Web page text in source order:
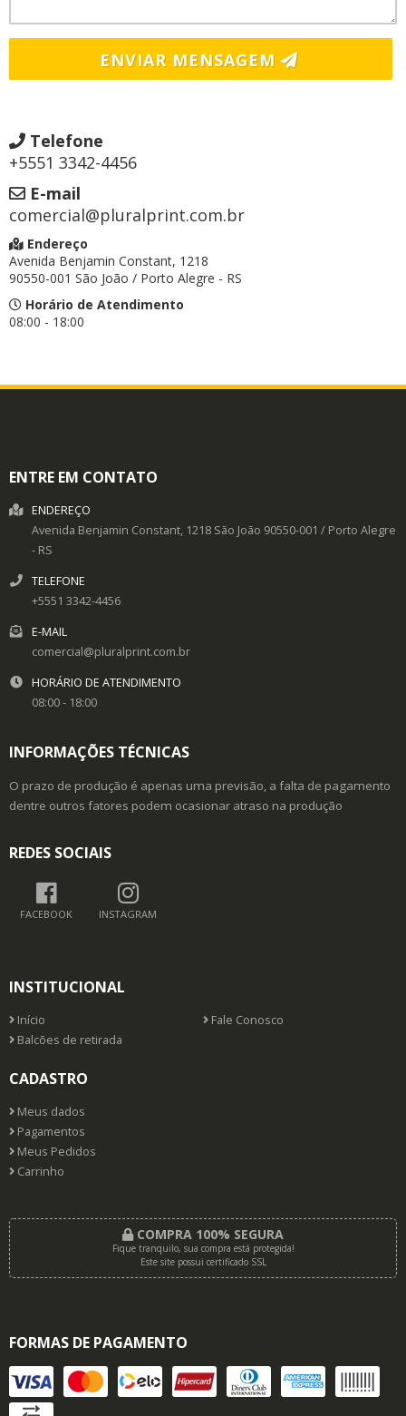
ENVIAR MENSAGEM
Telefone
+5551 3342-4456
E-mail
comercial@pluralprint.com.br
Endereço
Avenida Benjamin Constant, 1218
90550-001 São João / Porto Alegre - RS
Horário de Atendimento
08:00 - 18:00
ENTRE EM CONTATO
ENDEREÇO
Avenida Benjamin Constant, 1218 São João 90550-001 / Porto Alegre
- RS
TELEFONE
+5551 3342-4456
E-MAIL
comercial@pluralprint.com.br
HORÁRIO DE ATENDIMENTO
08:00 - 18:00
INFORMAÇÕES TÉCNICAS
O prazo de produção é apenas uma previsão, a falta de pagamento
dentre outros fatores podem ocasionar atraso na produção
REDES SOCIAIS
FACEBOOK INSTAGRAM
INSTITUCIONAL
Início
Fale Conosco
Balcões de retirada
CADASTRO
Meus dados
Pagamentos
Meus Pedidos
Carrinho
COMPRA 100% SEGURA
Fique tranquilo, sua compra está protegida!
Este site possui certificado SSL
FORMAS DE PAGAMENTO